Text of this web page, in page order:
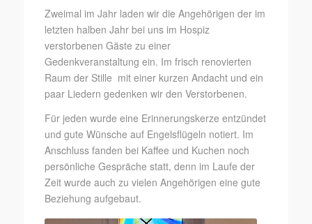
Zweimal im Jahr laden wir die Angehörigen der im
letzten halben Jahr bei uns im Hospiz
verstorbenen Gäste zu einer
Gedenkveranstaltung ein. Im frisch renovierten
Raum der Stille mit einer kurzen Andacht und ein
paar Liedern gedenken wir den Verstorbenen.
Für jeden wurde eine Erinnerungskerze entzündet
und gute Wünsche auf Engelsflügeln notiert. Im
Anschluss fanden bei Kaffee und Kuchen noch
persönliche Gespräche statt, denn im Laufe der
Zeit wurde auch zu vielen Angehörigen eine gute
Beziehung aufgebaut.